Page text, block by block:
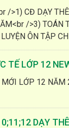
/>1) CĐ DẠY
/>3) TOÁN
ÔN TẬP
TẾ LỚP 12
MỚI LỚP 12
DẠY